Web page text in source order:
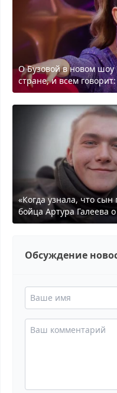
О Бузовой в новом шоу
стране, и всем
«Когда узнала, что сын
бойца Артура Галеева
Обсуждение